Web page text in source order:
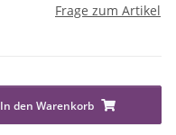
Frage zum Artikel
In den Warenkorb